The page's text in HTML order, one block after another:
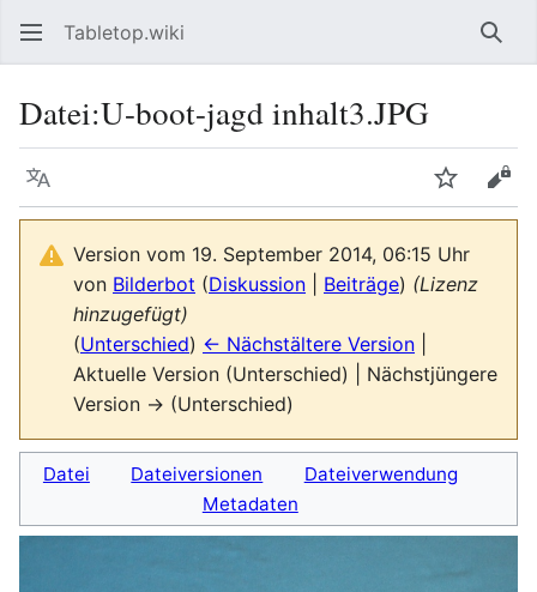
Tabletop.wiki
Datei:U-boot-jagd inhalt3.JPG
Sprache
Version vom 19. September 2014, 06:15 Uhr
von Bilderbot (Diskussion Beiträge) (Lizenz
hinzugefügt)
(Unterschied) ← Nächstältere Version
Aktuelle Version (Unterschied) | Nächstjüngere
Version → (Unterschied)
Datei Dateiversionen
Dateiverwendung
Metadaten